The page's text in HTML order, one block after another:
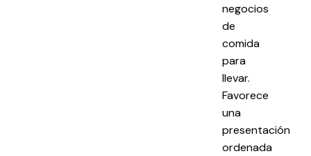
negocios
de
comida
para
llevar.
Favorece
una
presentación
ordenada